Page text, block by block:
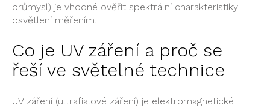
průmysl) je vhodné ověřit spektrální charakteristiky
osvětlení měřením.
Co je UV záření a proč se
řeší ve světelné technice
UV záření (ultrafialové záření) je elektromagnetické